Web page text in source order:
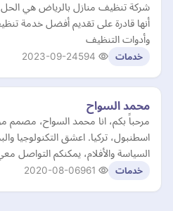
شركة تنظيف منازل بالرياض هي الحل
أنها قادرة على تقديم أفضل خدمة
وأدوات التنظيف
خدمات 2023-09-24
محمد السواح
مرحباً بكم، انا محمد السواح، مصمم
اسطنبول، تركيا. اعشق التكنولوجيا
السياسة والأفلام، يمكنكم التواصل
خدمات 2020-08-06